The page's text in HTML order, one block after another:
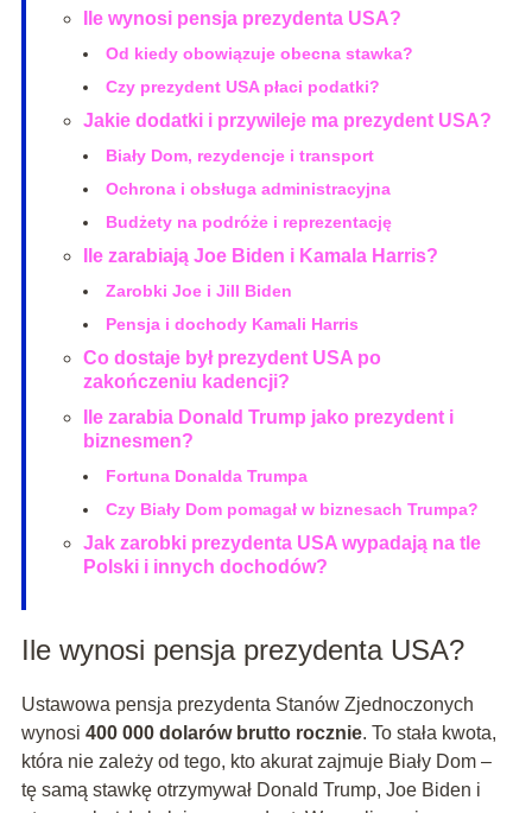
Ile wynosi pensja prezydenta USA?
Od kiedy obowiązuje obecna stawka?
Czy prezydent USA płaci podatki?
Jakie dodatki i przywileje ma prezydent USA?
Biały Dom, rezydencje i transport
Ochrona i obsługa administracyjna
Budżety na podróże i reprezentację
Ile zarabiają Joe Biden i Kamala Harris?
Zarobki Joe i Jill Biden
Pensja i dochody Kamali Harris
Co dostaje był prezydent USA po
zakończeniu kadencji?
Ile zarabia Donald Trump jako prezydent i
biznesmen?
Fortuna Donalda Trumpa
Czy Biały Dom pomagał w biznesach Trumpa?
Jak zarobki prezydenta USA wypadają na tle
Polski i innych dochodów?
Ile wynosi pensja prezydenta USA?
Ustawowa pensja prezydenta Stanów Zjednoczonych
wynosi 400 000 dolarów brutto rocznie. To stała kwota,
która nie zależy od tego, kto akurat zajmuje Biały Dom –
tę samą stawkę otrzymywał Donald Trump, Joe Biden i